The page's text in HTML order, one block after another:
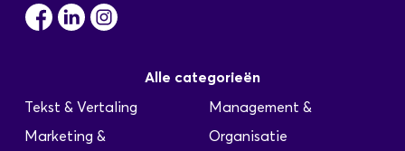
Alle categorieën
Tekst & Vertaling
Marketing &
Management &
Organisatie